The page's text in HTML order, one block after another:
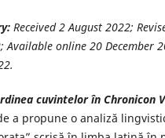
Received 2 August 2022;
Available online 20 December
cuvintelor în Chronicon
a propune o analiză